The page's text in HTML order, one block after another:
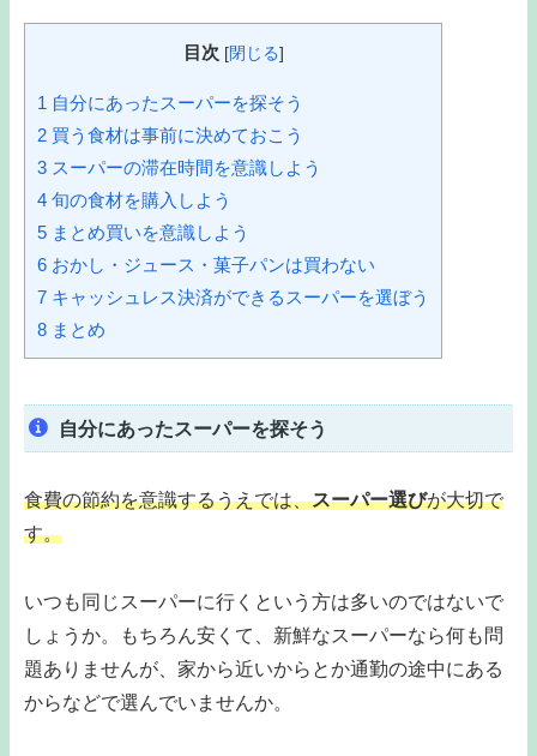
目次 [閉じる]
1 自分にあったスーパーを探そう
2 買う食材は事前に決めておこう
3 スーパーの滞在時間を意識しよう
4 旬の食材を購入しよう
5 まとめ買いを意識しよう
6 おかし・ジュース・菓子パンは買わない
7 キャッシュレス決済ができるスーパーを選ぼう
8 まとめ
自分にあったスーパーを探そう
食費の節約を意識するうえでは、スーパー選びが大切で
す。
いつも同じスーパーに行くという方は多いのではないで
しょうか。もちろん安くて、新鮮なスーパーなら何も問
題ありませんが、家から近いからとか通勤の途中にある
からなどで選んでいませんか。